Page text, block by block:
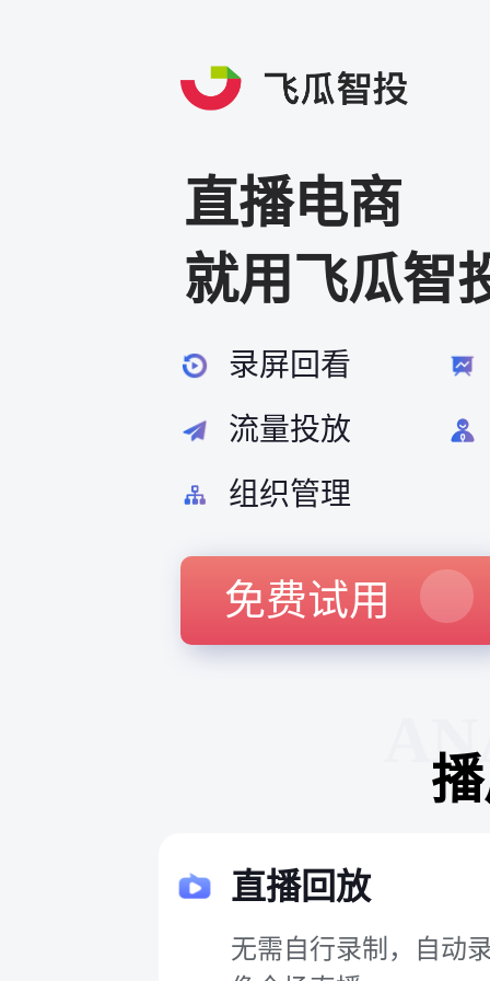
直播电商
就用飞瓜智
录屏回看
流量投放
组织管理
免费试用
直播回放
无需自行录制，自动